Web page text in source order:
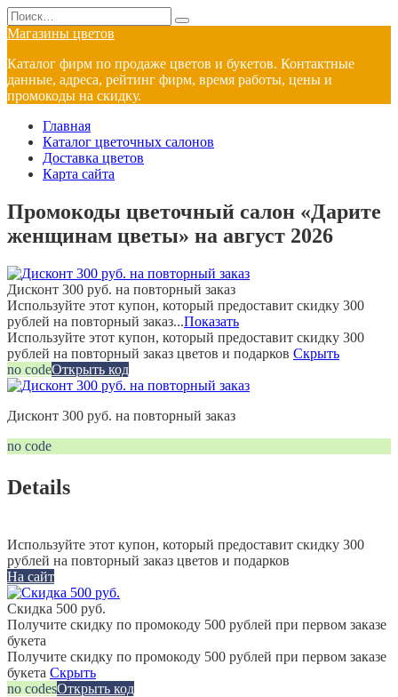
Перейти
к
содержанию
Search
for:
Магазины цветов
Каталог фирм по продаже цветов и букетов. Контактные
данные, адреса, рейтинг фирм, время работы, цены и
промокоды на скидку.
Главная
Каталог цветочных салонов
Доставка цветов
Карта сайта
Промокоды цветочный салон «Дарите
женщинам цветы» на август 2026
Дисконт 300 руб. на повторный заказ
Используйте этот купон, который предоставит скидку 300
рублей на повторный заказ...Показать
Используйте этот купон, который предоставит скидку 300
рублей на повторный заказ цветов и подарков Скрыть
no codeОткрыть код
Дисконт 300 руб. на повторный заказ
no code
Details
Используйте этот купон, который предоставит скидку 300
рублей на повторный заказ цветов и подарков
На сайт
Скидка 500 руб.
Получите скидку по промокоду 500 рублей при первом заказе
букета
Получите скидку по промокоду 500 рублей при первом заказе
букета Скрыть
no codesОткрыть код